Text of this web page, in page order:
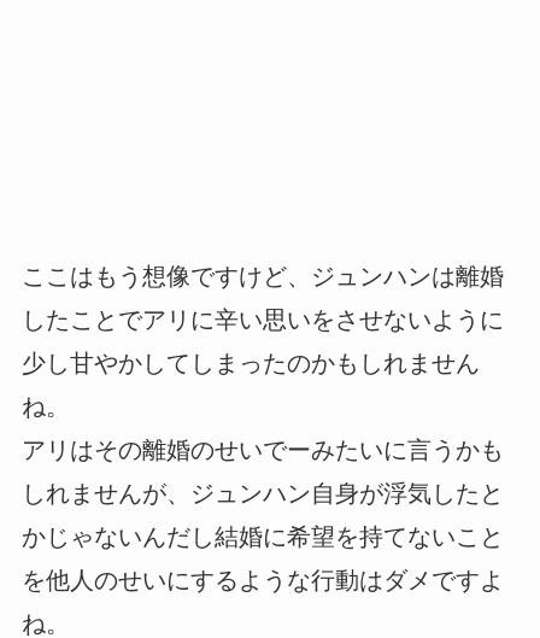
ここはもう想像ですけど、ジュンハンは離婚
したことでアリに辛い思いをさせないように
少し甘やかしてしまったのかもしれません
ね。
アリはその離婚のせいでーみたいに言うかも
しれませんが、ジュンハン自身が浮気したと
かじゃないんだし結婚に希望を持てないこと
を他人のせいにするような行動はダメですよ
ね。